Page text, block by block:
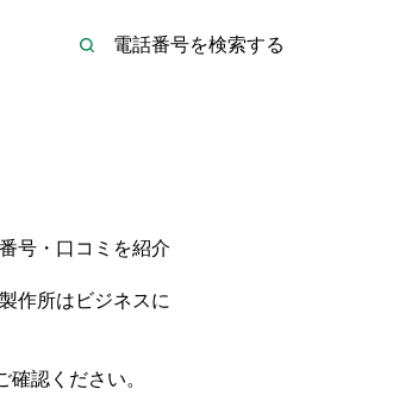
号・口コミを紹介
作所は ビジネスに
確認ください。